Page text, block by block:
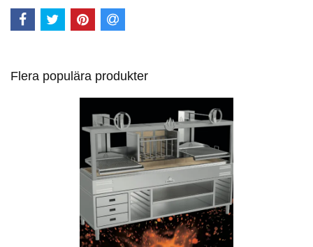
Flera populära produkter